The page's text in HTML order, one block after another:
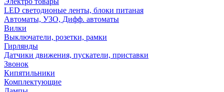
LED светодионые ленты, блоки питаная
Автоматы, УЗО, Дифф. автоматы
Вилки
Выключатели, розетки, рамки
Гирлянды
Датчики движения, пускатели, приставки
Звонок
Кипятильники
Комплектующие